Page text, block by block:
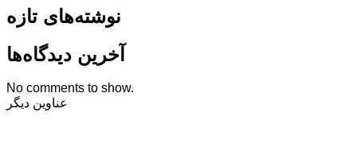
نوشته‌های تازه
آخرین دیدگاه‌ها
No comments to show.
عناوین دیگر